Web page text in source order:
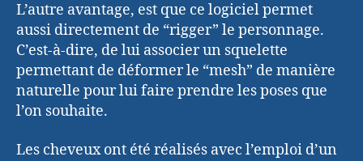
L’autre avantage, est que ce logiciel permet
aussi directement de “rigger” le personnage.
C’est-à-dire, de lui associer un squelette
permettant de déformer le “mesh” de manière
naturelle pour lui faire prendre les poses que
l’on souhaite.
Les cheveux ont été réalisés avec l’emploi d’un